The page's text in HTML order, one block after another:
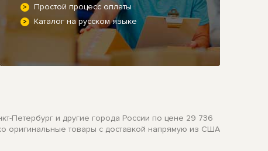
Простой процесс оплаты
Каталог на русском языке
Петербург и другие города России по цене 29 736
оригинальные товары с доставкой напрямую из США